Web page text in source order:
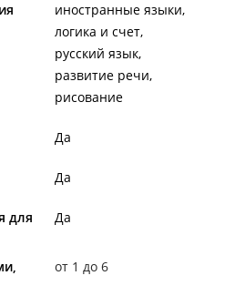
иностранные языки
логика и счет
русский язык
развитие речи
рисование
Да
Да
для
Да
от 1 до 6